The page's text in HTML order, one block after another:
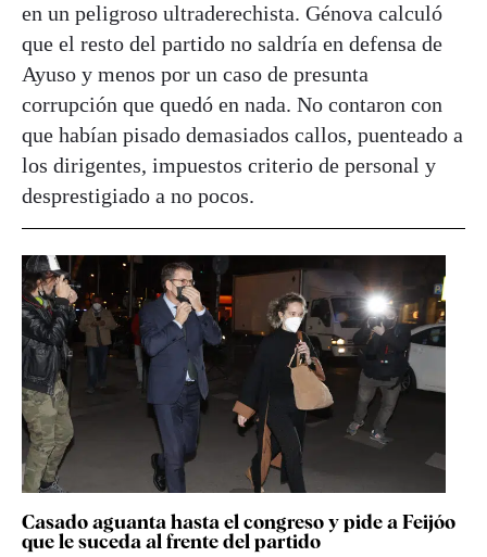
en un peligroso ultraderechista. Génova calculó
que el resto del partido no saldría en defensa de
Ayuso y menos por un caso de presunta
corrupción que quedó en nada. No contaron con
que habían pisado demasiados callos, puenteado a
los dirigentes, impuestos criterio de personal y
desprestigiado a no pocos.
Casado aguanta hasta el congreso y pide a Feijóo
que le suceda al frente del partido